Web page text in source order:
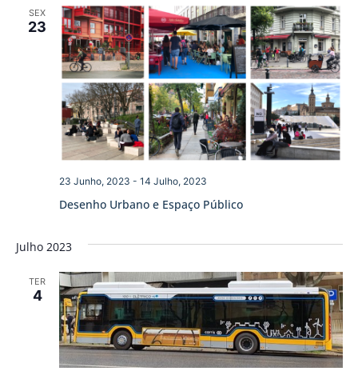
SEX
23
Desenho Urbano e Espaço Público
23 Junho, 2023 - 14 Julho, 2023
Julho 2023
TER
4